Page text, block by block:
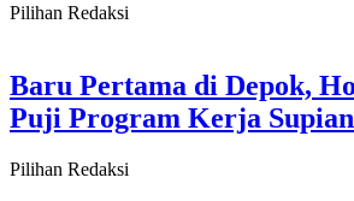
Pilihan Redaksi
Baru Pertama di Depok,
Puji Program Kerja
Pilihan Redaksi